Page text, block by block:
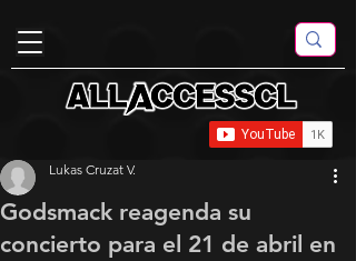
Godsmack reagenda su
concierto para el 21 de abril en
Lukas Cruzat V.